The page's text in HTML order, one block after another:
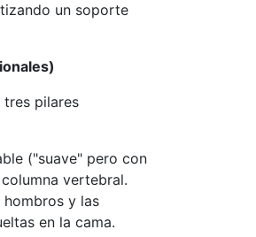
un soporte
pilares
("suave" pero con
vertebral.
y las
en la cama.